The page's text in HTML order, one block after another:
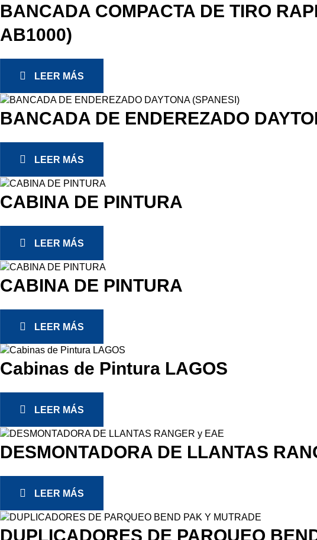
BANCADA COMPACTA DE TIRO
AB1000)
LEER MÁS
BANCADA DE ENDEREZADO
LEER MÁS
CABINA DE PINTURA
LEER MÁS
CABINA DE PINTURA
LEER MÁS
Cabinas de Pintura LAGOS
LEER MÁS
DESMONTADORA DE LLANTAS
LEER MÁS
DUPLICADORES DE PARQUEO